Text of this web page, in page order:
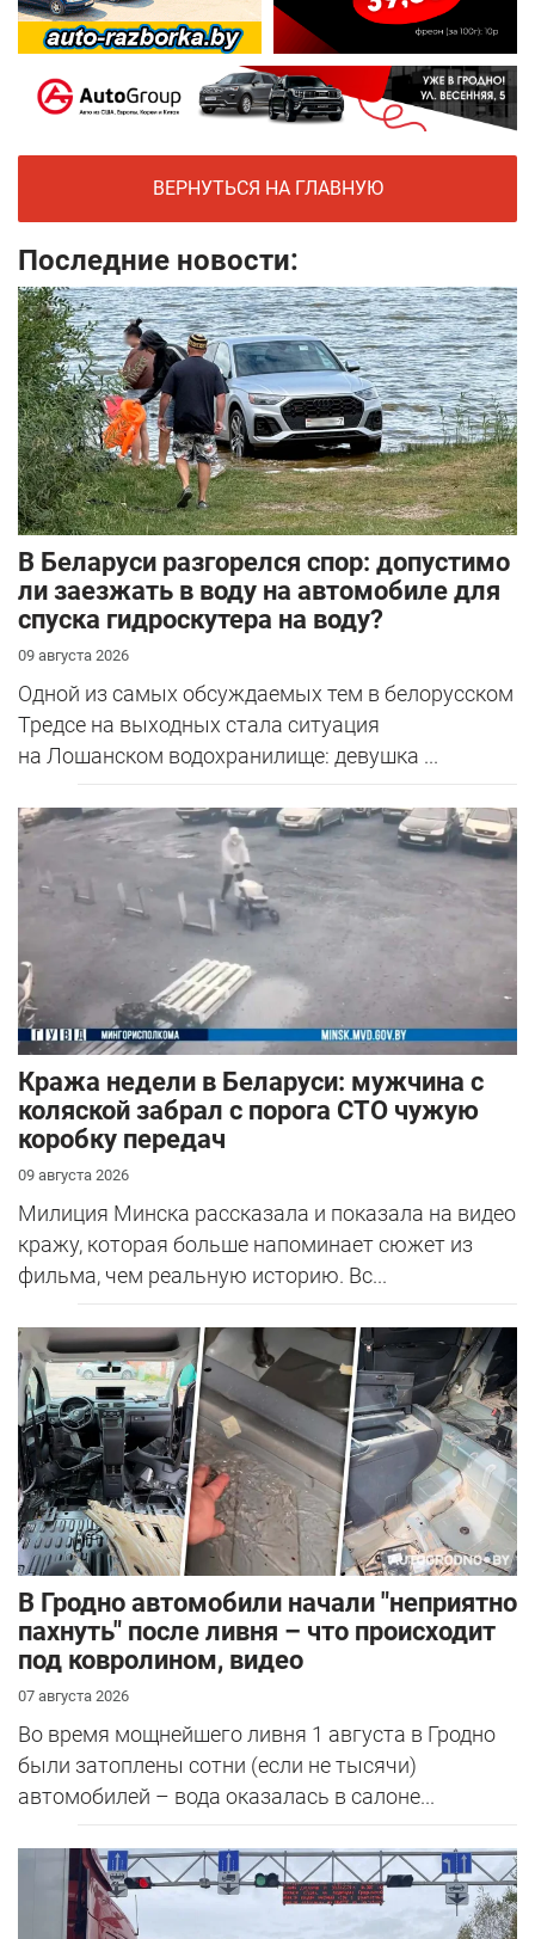
ВЕРНУТЬСЯ НА ГЛАВНУЮ
Последние новости:
В Беларуси разгорелся спор: допустимо
ли заезжать в воду на автомобиле для
спуска гидроскутера на воду?
09 августа 2026
Одной из самых обсуждаемых тем в белорусском
Тредсе на выходных стала ситуация
на Лошанском водохранилище: девушка ...
Кража недели в Беларуси: мужчина с
коляской забрал с порога СТО чужую
коробку передач
09 августа 2026
Милиция Минска рассказала и показала на видео
кражу, которая больше напоминает сюжет из
фильма, чем реальную историю. Вс...
В Гродно автомобили начали "неприятно
пахнуть" после ливня – что происходит
под ковролином, видео
07 августа 2026
Во время мощнейшего ливня 1 августа в Гродно
были затоплены сотни (если не тысячи)
автомобилей – вода оказалась в салоне...